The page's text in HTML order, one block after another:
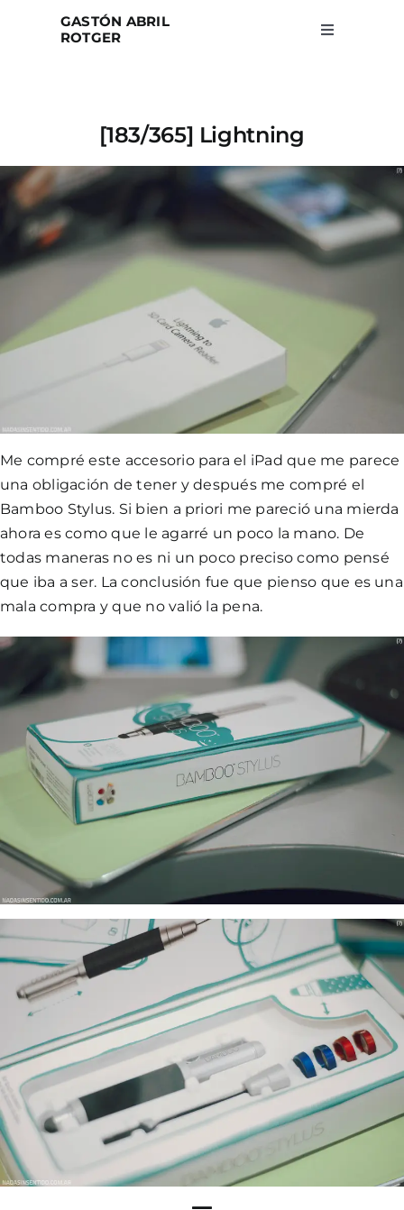
GASTÓN ABRIL
ROTGER
Toggle
Blog
About
Search
for:
[183/365] Lightning
Me compré este accesorio para el iPad que me parece
una obligación de tener y después me compré el
Bamboo Stylus. Si bien a priori me pareció una mierda
ahora es como que le agarré un poco la mano. De
todas maneras no es ni un poco preciso como pensé
que iba a ser. La conclusión fue que pienso que es una
mala compra y que no valió la pena.